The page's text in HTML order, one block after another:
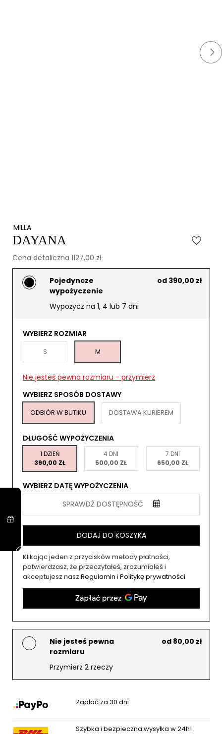
MILLA
DAYANA
Cena detaliczna 1127,00 zł
Pojedyncze
wypożyczenie
od 390,00 zł
Wypożycz na 1, 4 lub 7 dni
WYBIERZ ROZMIAR
S M
Nie jesteś pewna rozmiaru - przymierz
WYBIERZ SPOSÓB DOSTAWY
ODBIÓR W BUTIKU DOSTAWA KURIEREM
DŁUGOŚĆ WYPOŻYCZENIA
1 DZIEŃ
390,00 ZŁ
4 DNI
500,00 ZŁ
7 DNI
650,00 ZŁ
WYBIERZ DATĘ WYPOŻYCZENIA
SPRAWDŹ DOSTĘPNOŚĆ
DODAJ DO KOSZYKA
Klikając jeden z przycisków metody płatności,
potwierdzasz, że przeczytałeś, zrozumiałeś i
akceptujesz nasz Regulamin i Politykę prywatności
Nie jesteś pewna
rozmiaru
od 80,00 zł
Przymierz 2 rzeczy
Zapłać za 30 dni
Szybka i bezpieczna wysyłka w 24h!